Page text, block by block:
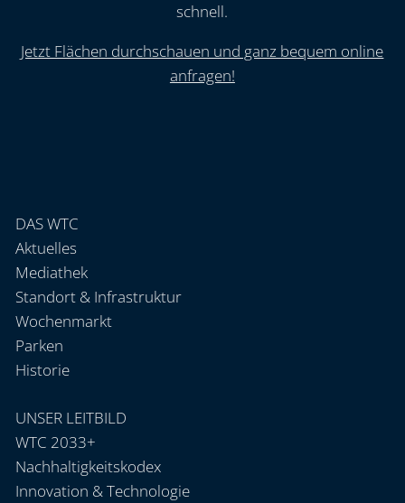
schnell.
Jetzt Flächen durchschauen und ganz bequem online
anfragen!
DAS WTC
Aktuelles
Mediathek
Standort & Infrastruktur
Wochenmarkt
Parken
Historie
UNSER LEITBILD
WTC 2033+
Nachhaltigkeitskodex
Innovation & Technologie